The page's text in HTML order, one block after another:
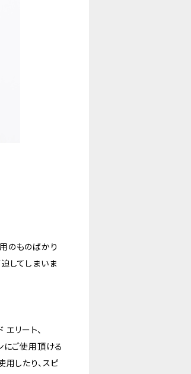
のものばかり
してしまいま
リート、
ご使用頂ける
用したり、スピ